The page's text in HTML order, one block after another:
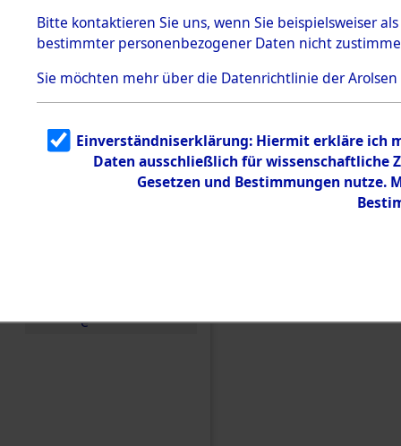
5.3.1 Alliierte
Erhebungen
zu
Todesmärsch
en
5.3.2
g
5.3.3
Todesmärsch
e
Bitte kontaktieren Sie uns, wenn Sie beispielsweiser
bestimmter personenbezogener Daten nicht
Sie möchten mehr über die Datenrichtlinie der Arolsen
Einverständniserklärung: Hiermit erkläre ich
Daten ausschließlich für wissenschaftliche
Gesetzen und Bestimmungen nutze.